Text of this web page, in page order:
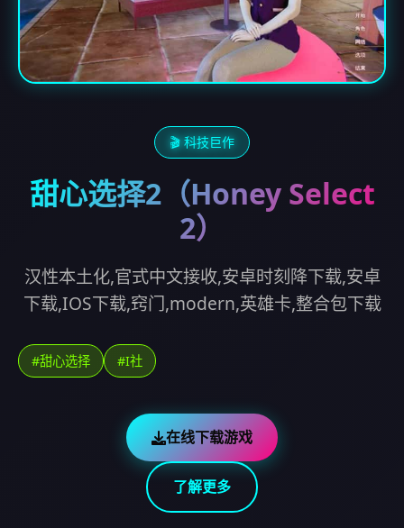
🎬 科技巨作
甜心选择2（Honey Select
2）
汉性本土化,官式中文接收,安卓时刻降下载,安卓
下载,IOS下载,窍门,modern,英雄卡,整合包下载
#甜心选择 #I社
在线下载游戏
了解更多